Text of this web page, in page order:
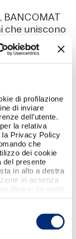
di profilazione
di inviare
dell’utente.
la relativa
Privacy Policy
che
dei cookie
del presente
in alto a destra
in assenza
diversi da quelli
BANCOMAT
che uniscono
,
dei
e